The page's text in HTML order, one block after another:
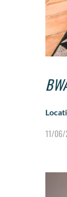
11/06/